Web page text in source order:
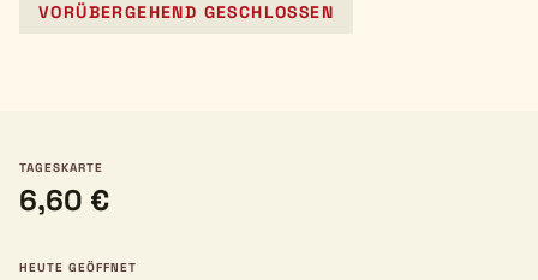
VORÜBERGEHEND GESCHLOSSEN
TAGESKARTE
6,60 €
HEUTE GEÖFFNET